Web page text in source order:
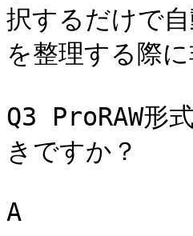
択するだけで
を整理する際
Q3 ProRAW形
きですか？
A